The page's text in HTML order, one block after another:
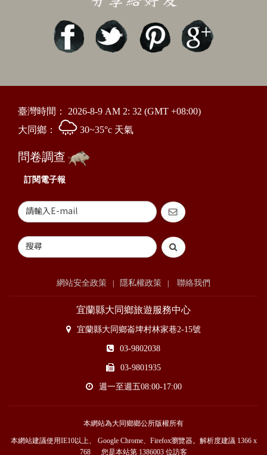
臺灣時間： 2026-8-9 AM 2: 32 (GMT +08:00)
大同鄉：
30~35°c 天氣
問卷調查
訂閱電子報
網站安全政策 隱私權政策 聯絡我們
宜蘭縣大同鄉旅遊服務中心
宜蘭縣大同鄉崙埤村林家巷2-15號
03-9802038
03-9801935
週一至週五08:00-17:00
本網站為大同鄉鄉公所版權所有
本網站建議使用IE10以上、 Google Chrome、Firefox瀏覽器。解析度建議 1366 x
768 您是本站第 1386003 位訪客